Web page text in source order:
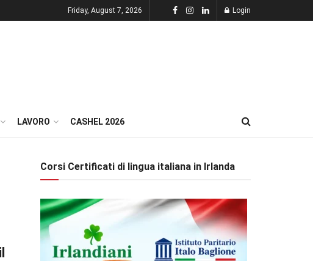
Friday, August 7, 2026 Login
LAVORO CASHEL 2026
Corsi Certificati di lingua italiana in Irlanda